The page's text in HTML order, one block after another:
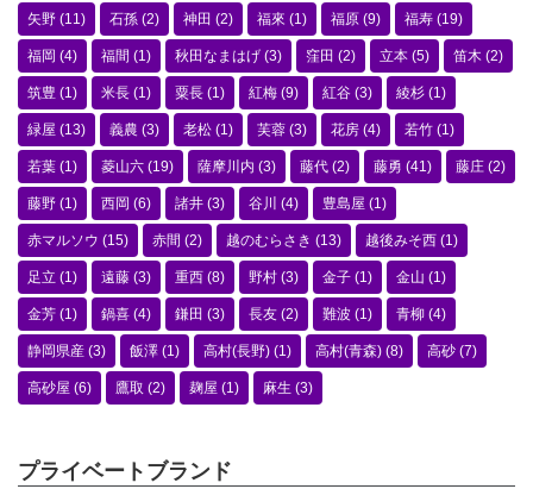
矢野 (11) 石孫 (2) 神田 (2) 福來 (1) 福原 (9) 福寿 (19)
福岡 (4) 福間 (1) 秋田なまはげ (3) 窪田 (2) 立本 (5) 笛木 (2)
筑豊 (1) 米長 (1) 粟長 (1) 紅梅 (9) 紅谷 (3) 綾杉 (1)
緑屋 (13) 義農 (3) 老松 (1) 芙蓉 (3) 花房 (4) 若竹 (1)
若葉 (1) 菱山六 (19) 薩摩川内 (3) 藤代 (2) 藤勇 (41) 藤庄 (2)
藤野 (1) 西岡 (6) 諸井 (3) 谷川 (4) 豊島屋 (1)
赤マルソウ (15) 赤間 (2) 越のむらさき (13) 越後みそ西 (1)
足立 (1) 遠藤 (3) 重西 (8) 野村 (3) 金子 (1) 金山 (1)
金芳 (1) 鍋喜 (4) 鎌田 (3) 長友 (2) 難波 (1) 青柳 (4)
静岡県産 (3) 飯澤 (1) 高村(長野) (1) 高村(青森) (8) 高砂 (7)
高砂屋 (6) 鷹取 (2) 麹屋 (1) 麻生 (3)
プライベートブランド